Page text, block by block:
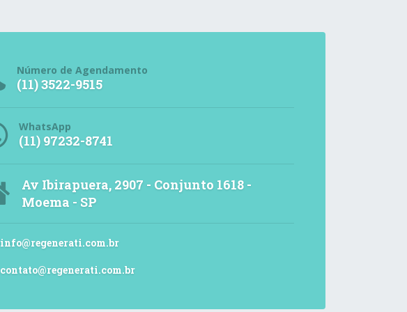
Número de Agendamento
(11) 3522-9515
WhatsApp
(11) 97232-8741
Av Ibirapuera, 2907 - Conjunto 1618 -
Moema - SP
info@regenerati.com.br
contato@regenerati.com.br